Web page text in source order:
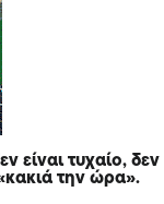
είναι τυχαίο, δεν
την ώρα».